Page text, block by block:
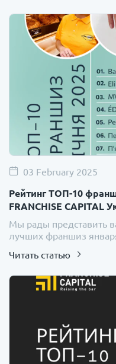
03 February 2025
Рейтинг ТОП-10
FRANCHISE CAPITAL
Мы рады представить
лучших франшиз
Читать статью